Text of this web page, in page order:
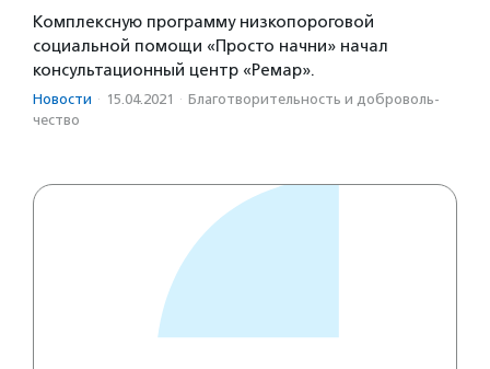
Комплексную программу низкопороговой
социальной помощи «Просто начни» начал
консультационный центр «Ремар».
Новости · 15.04.2021 · Благотвори­тель­ность и доброволь­
чест­во